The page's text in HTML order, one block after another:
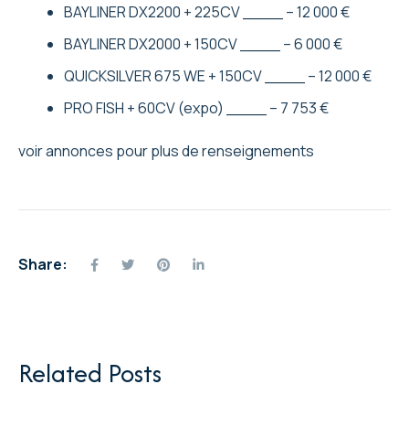
BAYLINER DX2200 + 225CV ____ – 12 000 €
BAYLINER DX2000 + 150CV ____ – 6 000 €
QUICKSILVER 675 WE + 150CV ____ – 12 000 €
PRO FISH + 60CV (expo) ____ – 7 753 €
voir annonces pour plus de renseignements
Share:
Related Posts